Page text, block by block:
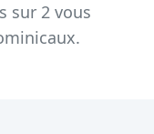
sur 2 vous